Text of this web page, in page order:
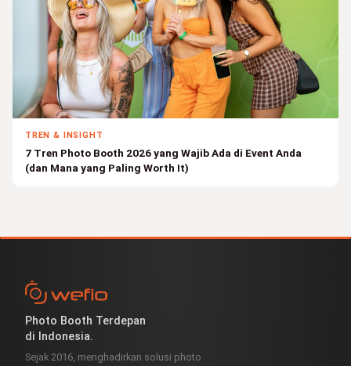
TREN & INSIGHT
7 Tren Photo Booth 2026 yang Wajib Ada di Event Anda
(dan Mana yang Paling Worth It)
Photo Booth Terdepan
di Indonesia.
Sejak 2016, menghadirkan solusi photo